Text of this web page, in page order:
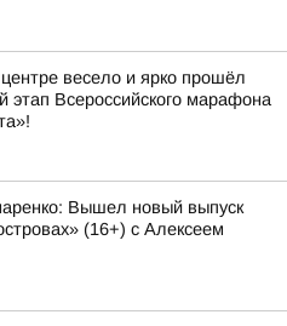
весело и ярко прошёл
этап Всероссийского марафона
Вышел новый выпуск
(16+) с Алексеем